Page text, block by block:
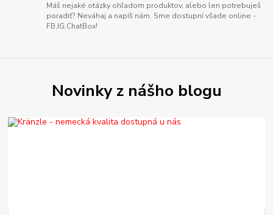
Máš nejaké otázky ohľadom produktov, alebo len potrebuješ
poradiť? Neváhaj a napíš nám. Sme dostupní všade online -
FB,IG,ChatBox!
Novinky z nášho blogu